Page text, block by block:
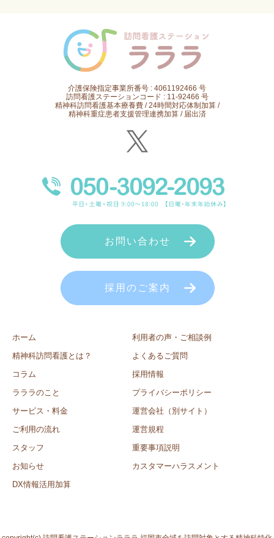
介護保険指定事業所番号 : 4061192466 号
訪問看護ステーションコード : 11-92466 号
精神科訪問看護基本療養費 / 24時間対応体制加算 /
精神科重症患者支援管理連携加算 / 届出済
ホーム
精神科訪問看護とは？
コラム
ラララのこと
サービス・料金
ご利用の流れ
スタッフ
お知らせ
DX情報活用加算
利用者の声・ご相談例
よくあるご質問
採用情報
プライバシーポリシー
運営会社（別サイト）
運営規程
重要事項説明
カスタマーハラスメント
お問い合わせ
採用のご案内